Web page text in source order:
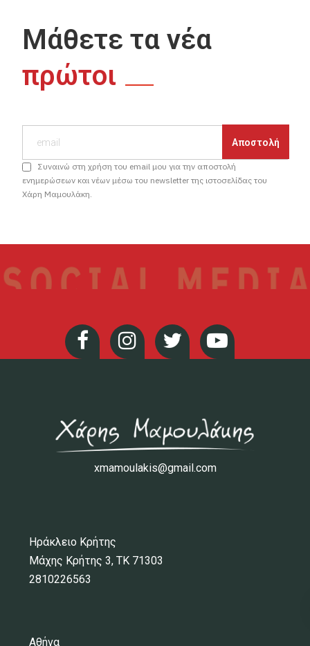
Μάθετε τα νέα
πρώτοι
Συναινώ στη χρήση του email μου για την αποστολή
ενημερώσεων και νέων μέσω του newsletter της ιστοσελίδας του
Χάρη Μαμουλάκη.
xmamoulakis@gmail.com
Ηράκλειο Κρήτης
Μάχης Κρήτης 3, ΤΚ 71303
2810226563
Αθήνα